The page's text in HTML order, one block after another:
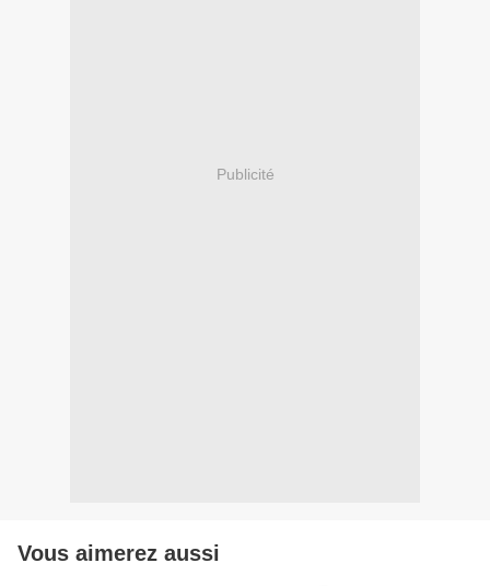
Publicité
Vous aimerez aussi